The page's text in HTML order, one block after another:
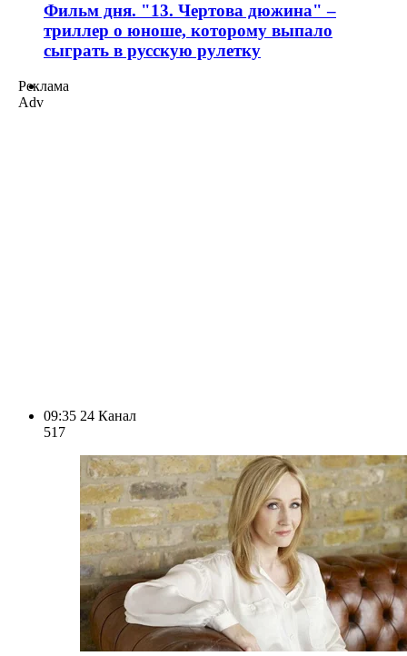
Фильм дня. "13. Чертова дюжина" –
триллер о юноше, которому выпало
сыграть в русскую рулетку
Реклама
Adv
09:35 24 Канал
517